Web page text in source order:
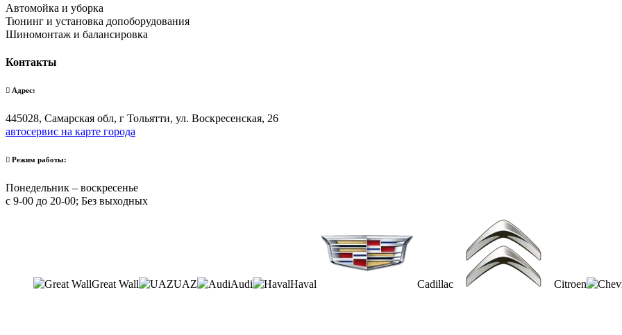
Автомойка и уборка
Тюнинг и установка допоборудования
Шиномонтаж и балансировка
Контакты
Адрес:
445028, Самарская обл, г Тольятти, ул. Воскресенская, 26
автосервис на карте города
Режим работы:
Понедельник – воскресенье
с 9-00 до 20-00; Без выходных
Great Wall UAZ Audi Haval Cadillac Citroen